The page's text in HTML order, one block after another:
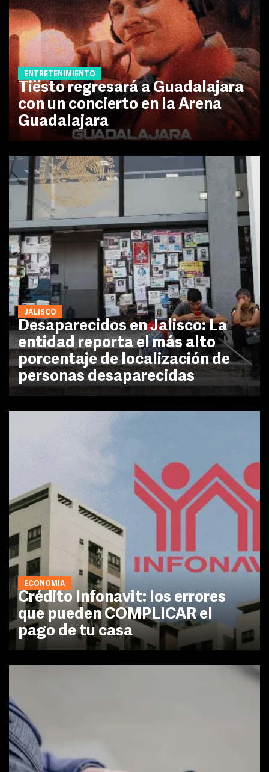
ENTRETENIMIENTO
Tiësto regresará a Guadalajara
con un concierto en la Arena
Guadalajara
JALISCO
Desaparecidos en Jalisco: La
entidad reporta el más alto
porcentaje de localización de
personas desaparecidas
ECONOMÍA
Crédito Infonavit: los errores
que pueden COMPLICAR el
pago de tu casa